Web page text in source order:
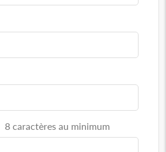
8 caractères au minimum